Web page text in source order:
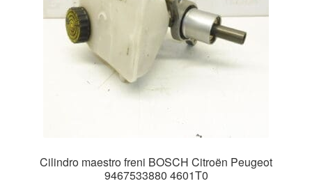
Cilindro maestro freni BOSCH Citroën Peugeot
9467533880 4601T0